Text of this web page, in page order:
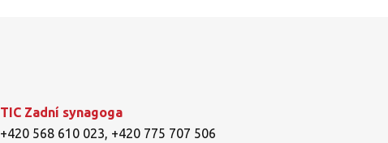
TIC Zadní synagoga
+420 568 610 023, +420 775 707 506